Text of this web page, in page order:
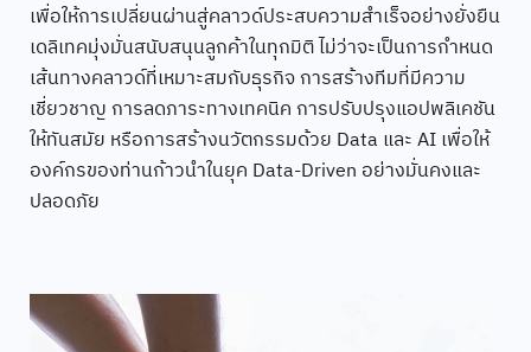
เพื่อให้การเปลี่ยนผ่านสู่คลาวด์ประสบความสำเร็จอย่างยั่งยืน
เดลิเทคมุ่งมั่นสนับสนุนลูกค้าในทุกมิติ ไม่ว่าจะเป็นการกำหนด
เส้นทางคลาวด์ที่เหมาะสมกับธุรกิจ การสร้างทีมที่มีความ
เชี่ยวชาญ การลดภาระทางเทคนิค การปรับปรุงแอปพลิเคชัน
ให้ทันสมัย หรือการสร้างนวัตกรรมด้วย Data และ AI เพื่อให้
องค์กรของท่านก้าวนำในยุค Data-Driven อย่างมั่นคงและ
ปลอดภัย